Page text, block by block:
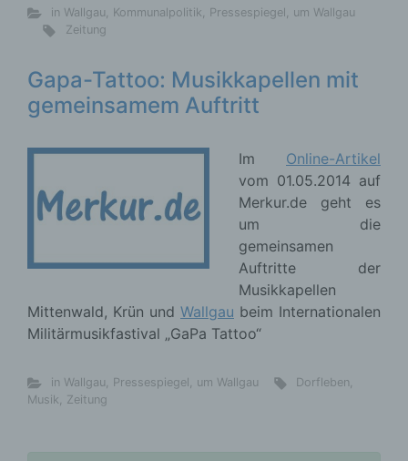
in Wallgau, Kommunalpolitik, Pressespiegel, um Wallgau
Zeitung
Gapa-Tattoo: Musikkapellen mit
gemeinsamem Auftritt
Im Online-Artikel
vom 01.05.2014 auf
Merkur.de geht es
um die
gemeinsamen
Auftritte der
Musikkapellen
Mittenwald, Krün und Wallgau beim Internationalen
Militärmusikfastival „GaPa Tattoo“
in Wallgau, Pressespiegel, um Wallgau Dorfleben,
Musik, Zeitung